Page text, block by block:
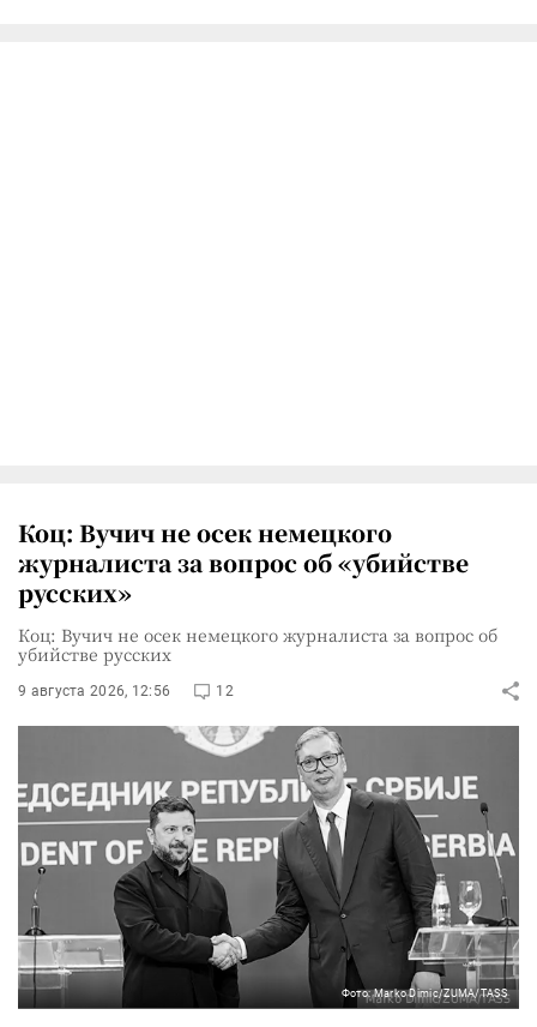
Коц: Вучич не осек немецкого
журналиста за вопрос об «убийстве
русских»
Коц: Вучич не осек немецкого журналиста за вопрос об
убийстве русских
9 августа 2026, 12:56 12
Фото: Marko Dimic/ZUMA/TASS